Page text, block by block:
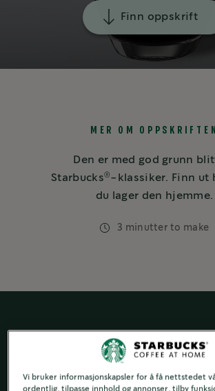
Finn oppskrift
MER OM OPPSKRIFTEN
Den er med god grunn
Starbucks® -klassiker. Finn ut
du lager den hjemme.
3 minutter to make
Vi bruker informasjonskapsler for å få nettstedet
ordentlig, tilpasse innhold og annonser, tilby